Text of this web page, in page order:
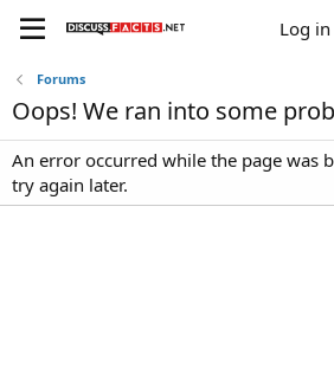
Log in
Forums
Oops! We ran into some
An error occurred while the page was
try again later.